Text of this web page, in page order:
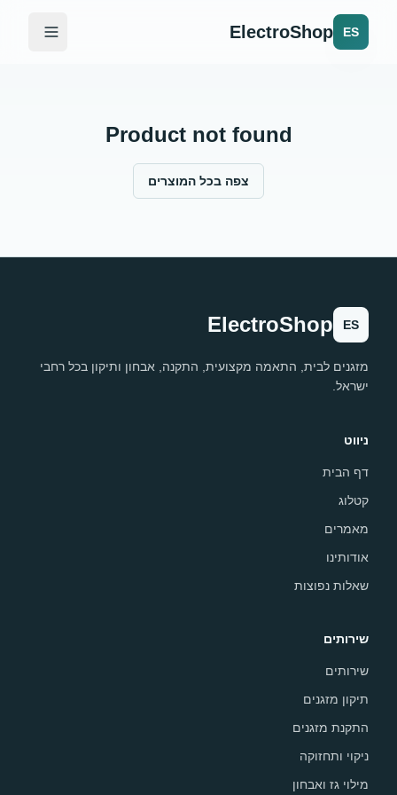
ES
ElectroShop
Product not found
צפה בכל המוצרים
ES
ElectroShop
מזגנים לבית, התאמה מקצועית, התקנה, אבחון ותיקון בכל רחבי
ישראל.
ניווט
דף הבית
קטלוג
מאמרים
אודותינו
שאלות נפוצות
שירותים
שירותים
תיקון מזגנים
התקנת מזגנים
ניקוי ותחזוקה
מילוי גז ואבחון